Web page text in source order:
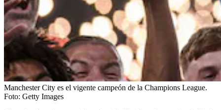
Manchester City es el vigente campeón de la Champions League.
Foto: Getty Images